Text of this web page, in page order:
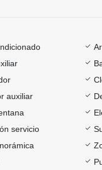
auxiliar
servicio